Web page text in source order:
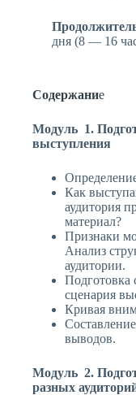
дня (8 — 16
Содержание
Модуль 1.
выступления
Как
аудитория
материал?
Признаки
Анализ
аудитории.
Подготовка
сценария
Кривая
выводов.
Модуль 2.
разных